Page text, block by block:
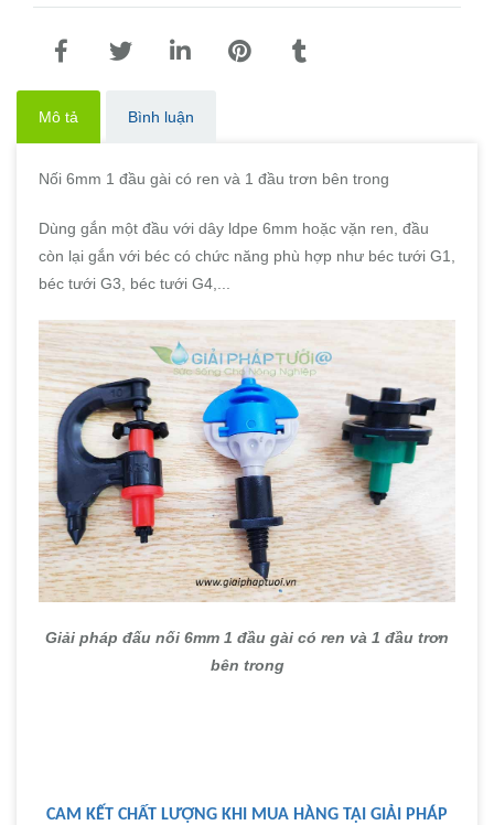
Mô tả Bình luận
Nối 6mm 1 đầu gài có ren và 1 đầu trơn bên trong
Dùng gắn một đầu với dây ldpe 6mm hoặc vặn ren, đầu
còn lại gắn với béc có chức năng phù hợp như béc tưới G1,
béc tưới G3, béc tưới G4,...
Giải pháp đấu nối 6mm 1 đầu gài có ren và 1 đầu trơn
bên trong
CAM KẾT CHẤT LƯỢNG KHI MUA HÀNG TẠI GIẢI PHÁP